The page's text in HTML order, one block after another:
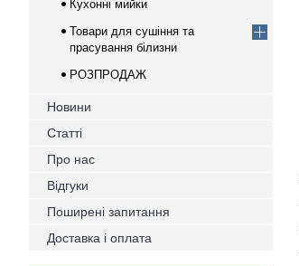
Кухонні мийки
Товари для сушіння та
прасування білизни
РОЗПРОДАЖ
Новини
Статті
Про нас
Відгуки
Поширені запитання
Доставка і оплата